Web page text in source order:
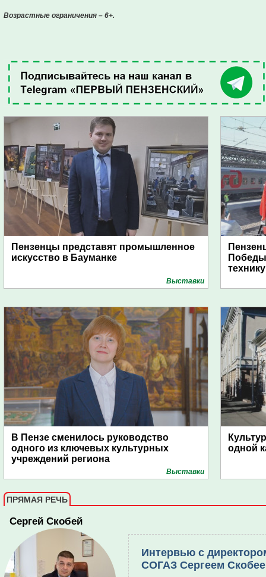
Возрастные ограничения – 6+.
Пензенцы представят промышленное
искусство в Бауманке
Выставки
технику
В Пензе сменилось руководство
одного из ключевых культурных
учреждений региона
Выставки
одной
ПРЯМАЯ РЕЧЬ
Сергей Скобей
Интервью с
СОГАЗ Сергеем